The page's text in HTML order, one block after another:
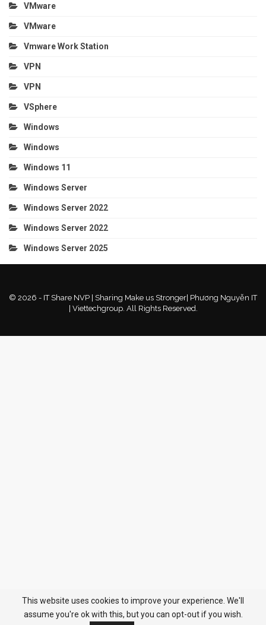
VMware
VMware
Vmware Work Station
VPN
VPN
VSphere
Windows
Windows
Windows 11
Windows Server
Windows Server 2022
Windows Server 2022
Windows Server 2025
© 2026 - IT Share NVP | Sharing Make us Stronger| Phương Nguyễn IT
| Viettechgroup. All Rights Reserved.
This website uses cookies to improve your experience. We'll
assume you're ok with this, but you can opt-out if you wish.